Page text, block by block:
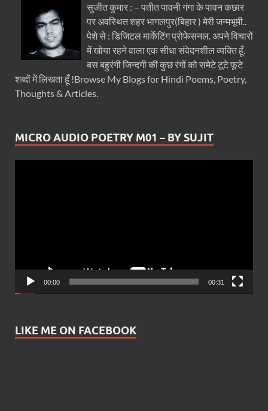
सुजीत कुमार : – पतीत पावनी गंगा के पावन कछार
पर अवस्थित शहर भागलपुर(बिहार ) मेरी जन्मभूमी..
पेशे से : डिजिटल मार्केटिंग प्रोफेसनल. अपने विचारों
में खोया रहने वाला एक सीधा संवेदनशील व्यक्ति हूँ.
बस बहुरंगी जिन्दगी की कुछ रंगों को समेटे टूटे फूटे
शब्दों में लिखता हूँ !Browse My Blogs for Hindi Poems, Poetry,
Thoughts & Articles.
MICRO AUDIO POETRY M01 – BY SUJIT
00:00 00:31
LIKE ME ON FACEBOOK